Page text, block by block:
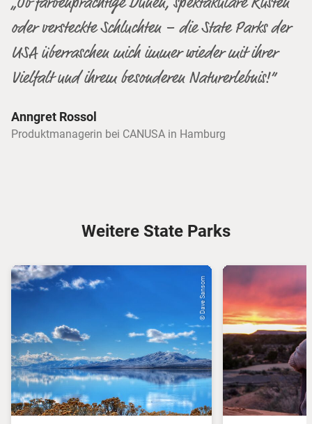
oder versteckte Schluchten – die State Parks der
USA überraschen mich immer wieder mit ihrer
Vielfalt und ihrem besonderen Naturerlebnis!“
Anngret Rossol
Produktmanagerin bei CANUSA in Hamburg
Weitere State Parks
© Dave Sansom